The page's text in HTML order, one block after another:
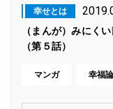
幸せとは
（まんが）みにく
（第５話）
マンガ 幸福論